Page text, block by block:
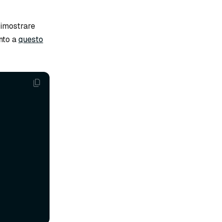
aquesto